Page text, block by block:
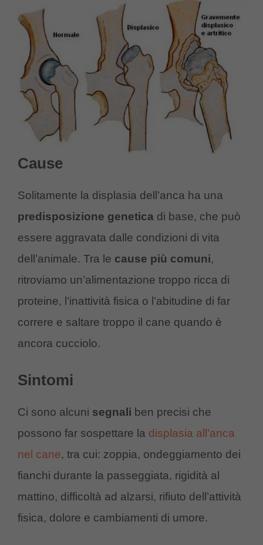
Cause
Solitamente la displasia dell’anca ha una
predisposizione genetica di base, che può
essere aggravata dalle condizioni di vita
dell’animale. Tra le cause più comuni,
ritroviamo un’alimentazione troppo ricca di
proteine, l’inattività fisica o l’abitudine di far
correre e saltare troppo il cane quando è
ancora cucciolo.
Sintomi
Ci sono alcuni segnali ben precisi che
possono far sospettare la displasia all’anca
nel cane, tra cui: zoppia, ondeggiamento dei
fianchi durante la passeggiata, rigidità al
mattino, difficoltà ad alzarsi, rifiuto dell’attività
fisica, dolore e cambiamenti di umore.